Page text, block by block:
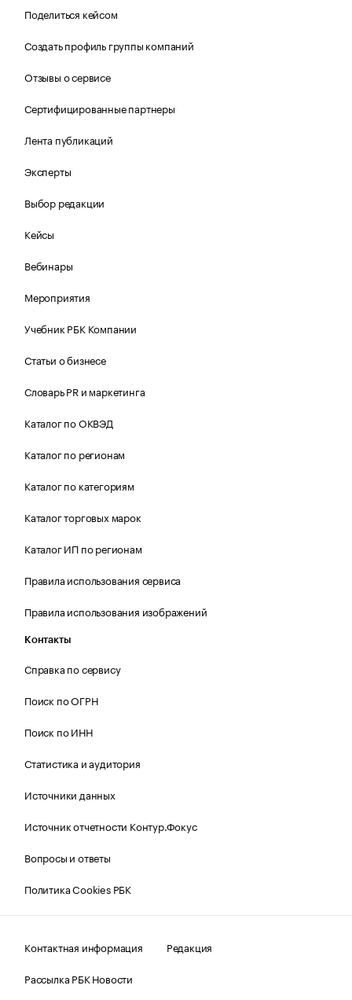
Поделиться кейсом
Создать профиль группы компаний
Отзывы о сервисе
Сертифицированные партнеры
Лента публикаций
Эксперты
Выбор редакции
Кейсы
Вебинары
Мероприятия
Учебник РБК Компании
Статьи о бизнесе
Словарь PR и маркетинга
Каталог по ОКВЭД
Каталог по регионам
Каталог по категориям
Каталог торговых марок
Каталог ИП по регионам
Правила использования сервиса
Правила использования изображений
Контакты
Справка по сервису
Поиск по ОГРН
Поиск по ИНН
Статистика и аудитория
Источники данных
Источник отчетности Контур.Фокус
Вопросы и ответы
Политика Cookies РБК
Контактная информация
Редакция
Рассылка РБК Новости